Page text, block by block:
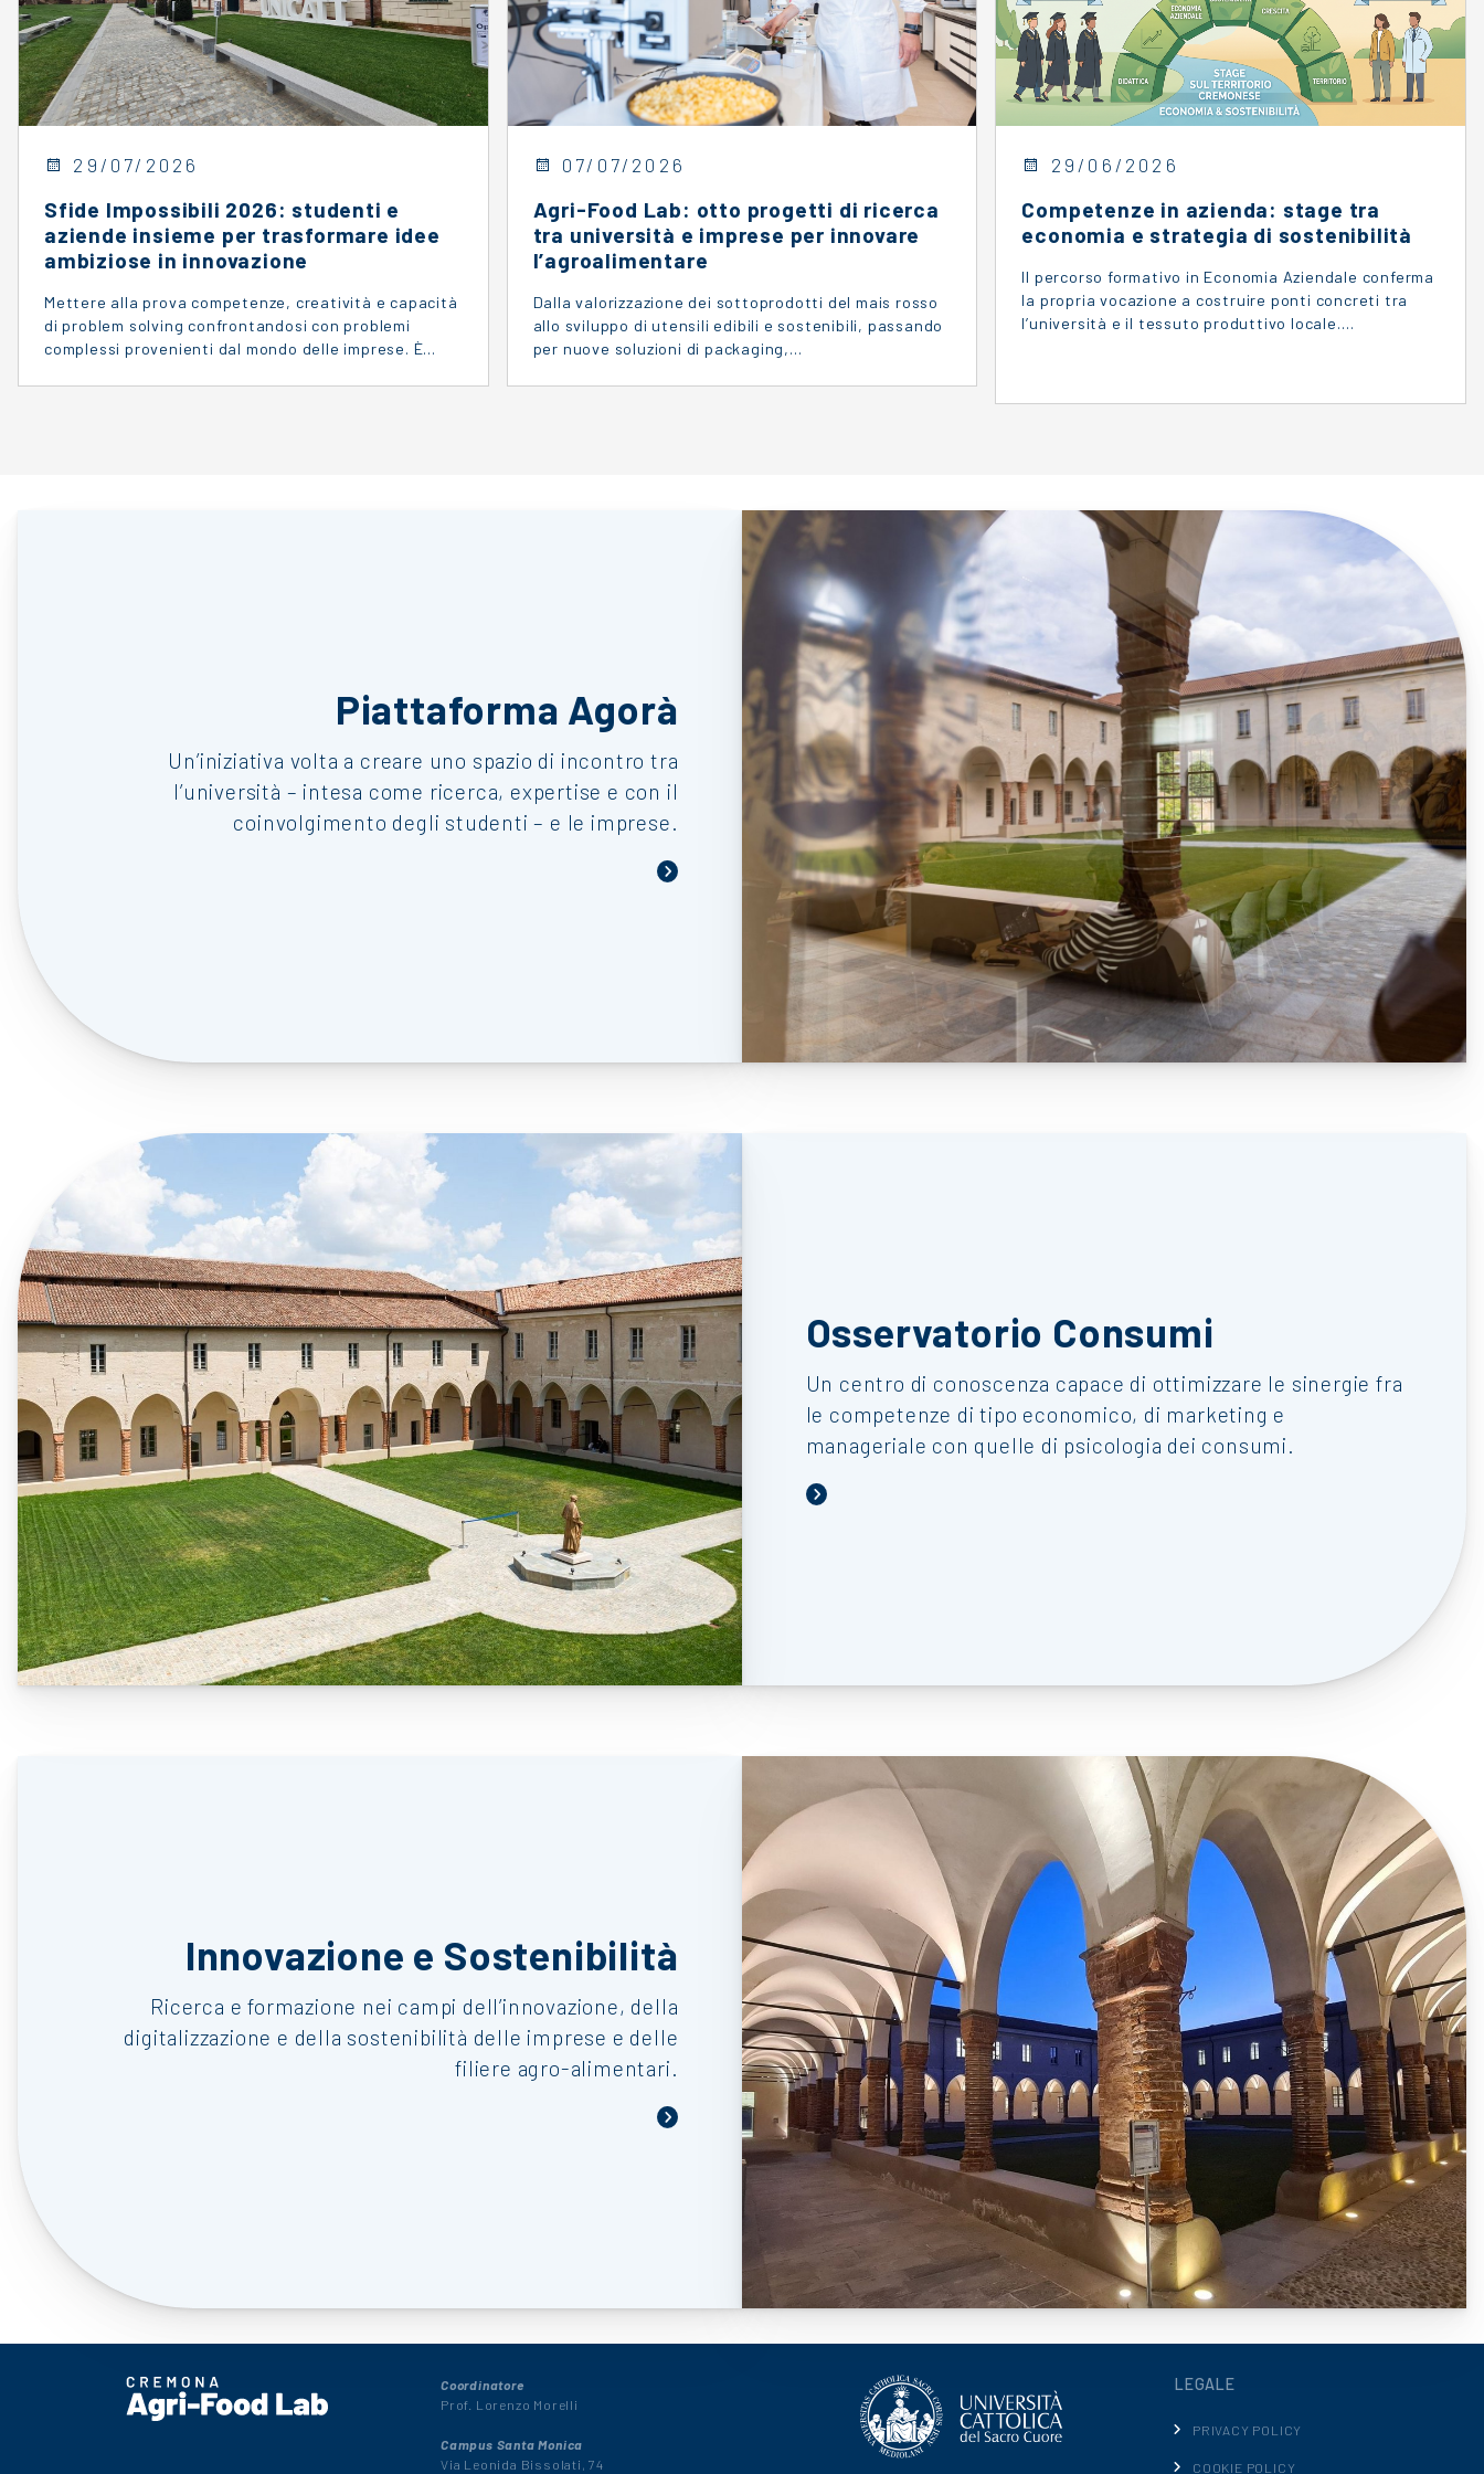
29/07/2026
Sfide Impossibili 2026: studenti e
aziende insieme per trasformare idee
ambiziose in innovazione
Mettere alla prova competenze, creatività e capacità
di problem solving confrontandosi con problemi
complessi provenienti dal mondo delle imprese. È…
07/07/2026
Agri-Food Lab: otto progetti di ricerca
tra università e imprese per innovare
l’agroalimentare
Dalla valorizzazione dei sottoprodotti del mais rosso
allo sviluppo di utensili edibili e sostenibili, passando
per nuove soluzioni di packaging,…
29/06/2026
Competenze in azienda: stage tra
economia e strategia di sostenibilità
Il percorso formativo in Economia Aziendale conferma
la propria vocazione a costruire ponti concreti tra
l’università e il tessuto produttivo locale.…
Piattaforma Agorà
Un’iniziativa volta a creare uno spazio di incontro tra
l’università – intesa come ricerca, expertise e con il
coinvolgimento degli studenti – e le imprese.
Osservatorio Consumi
Un centro di conoscenza capace di ottimizzare le sinergie fra
le competenze di tipo economico, di marketing e
manageriale con quelle di psicologia dei consumi.
Innovazione e Sostenibilità
Ricerca e formazione nei campi dell’innovazione, della
digitalizzazione e della sostenibilità delle imprese e delle
filiere agro-alimentari.
Coordinatore
Prof. Lorenzo Morelli
Campus Santa Monica
Via Leonida Bissolati, 74
LEGALE
PRIVACY POLICY
COOKIE POLICY